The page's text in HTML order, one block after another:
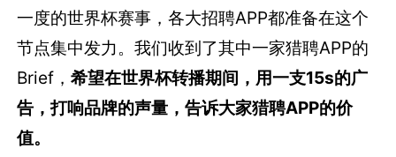
一度的世界杯赛事，各大招聘APP都准备在这个
节点集中发力。我们收到了其中一家猎聘APP的
Brief，希望在世界杯转播期间，用一支15s的广
告，打响品牌的声量，告诉大家猎聘APP的价
值。